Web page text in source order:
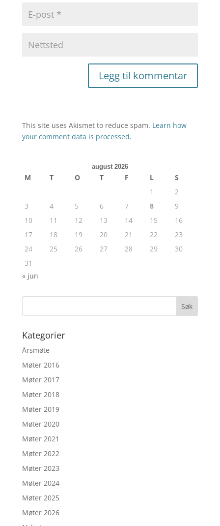
This site uses Akismet to reduce spam. Learn how
your comment data is processed.
august 2026
M T O T F L
S
1
2
3
4 5 6 7 8
9
10
11 12 13 14 15
16
17
18 19 20 21 22
23
24
25 26 27 28 29
30
31
« jun
Kategorier
Årsmøte
Møter 2016
Møter 2017
Møter 2018
Møter 2019
Møter 2020
Møter 2021
Møter 2022
Møter 2023
Møter 2024
Møter 2025
Møter 2026